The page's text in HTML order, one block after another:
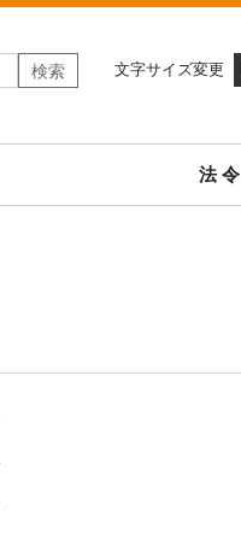
文字サイズ変更
法 令